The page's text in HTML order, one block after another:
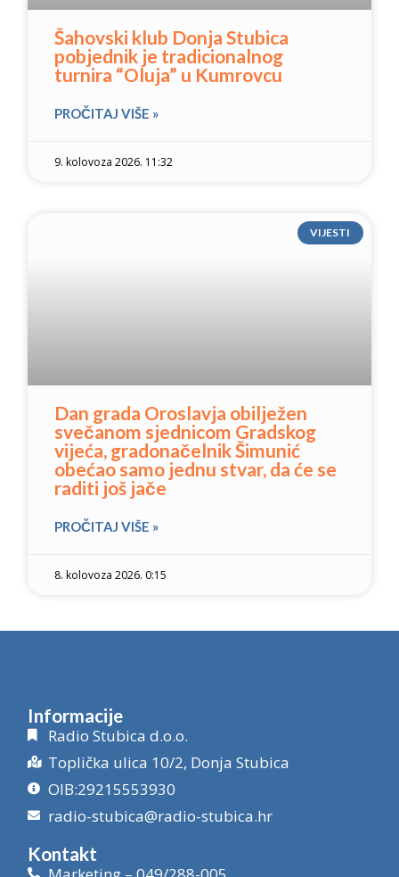
Šahovski klub Donja Stubica
pobjednik je tradicionalnog
turnira “Oluja” u Kumrovcu
PROČITAJ VIŠE »
9. kolovoza 2026. 11:32
VIJESTI
Dan grada Oroslavja obilježen
svečanom sjednicom Gradskog
vijeća, gradonačelnik Šimunić
obećao samo jednu stvar, da će se
raditi još jače
PROČITAJ VIŠE »
8. kolovoza 2026. 0:15
Informacije
Radio Stubica d.o.o.
Toplička ulica 10/2, Donja Stubica
OIB:29215553930
radio-stubica@radio-stubica.hr
Kontakt